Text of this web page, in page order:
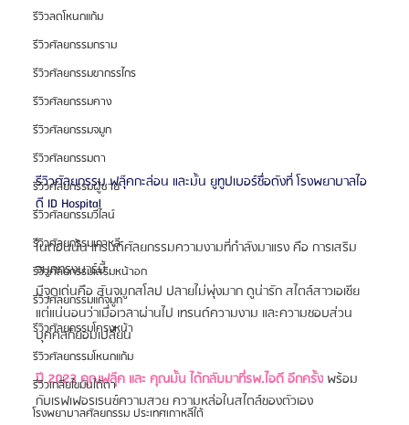
รีวิวลดโหนกแก้ม
รีวิวศัลยกรรมกราม
รีวิวศัลยกรรมขากรรไกร
รีวิวศัลยกรรมคาง
รีวิวศัลยกรรมจมูก
รีวิวศัลยกรรมตา
รีวิวศัลยกรรมผู้ชาย
รีวิวศัลยกรรมวีไลน์
รีวิวศัลยกรรมเกาหลี
รีวิวศัลยกรรมเสริมหน้าอก
รีวิวศัลยกรรมแก้จมูก
รีวิวศัลยกรรมโครงหน้า
รีวิวศัลยกรรมโหนกแก้ม
รีวิวเกลี่ยไขมันใต้ตา
โรงพยาบาลศัลยกรรม ประเทศเกาหลีใต้
รีวิวศัลยกรรม ฟลุ๊คกะล่อน และมั้น ยูทูปเบอร์ชื่อดังที่ โรงพยาบาลไอ
ดี ID Hospital
ในตอนนั้น เทรนด์ศัลยกรรมความงามที่กำลังมาแรง คือ การเสริม
จมูกทรงบาร์บี้
มีจุดเด่นคือ สันจมูกสโลป ปลายไม่พุ่งมาก ดูน่ารัก สไตล์สาวเอเชีย
แต่แน่นอนว่าเมื่อเวลาผ่านไป เทรนด์ความงาม และความชอบส่วน
บุคคลก็ย่อมเปลี่ยน
ปี 2023 คุณฟลุ๊ค และ คุณมั้น ได้กลับมาที่รพ.ไอดี อีกครั้ง พร้อม
กับเรฟเฟอรเรนซ์ความสวย ความหล่อในสไตล์ของตัวเอง